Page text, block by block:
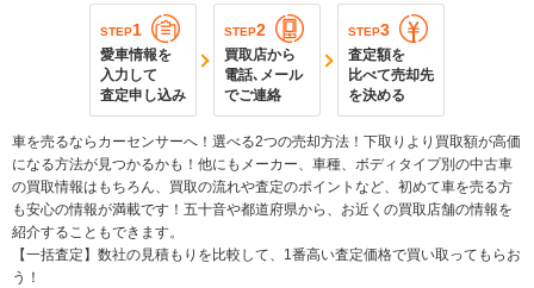
STEP1
愛車情報を
入力して
査定申し込み
STEP2
買取店から
電話､メール
でご連絡
STEP3
査定額を
比べて売却先
を決める
車を売るならカーセンサーへ！選べる2つの売却方法！下取りより買取額が高価
になる方法が見つかるかも！他にもメーカー、車種、ボディタイプ別の中古車
の買取情報はもちろん、買取の流れや査定のポイントなど、初めて車を売る方
も安心の情報が満載です！五十音や都道府県から、お近くの買取店舗の情報を
紹介することもできます。
【一括査定】数社の見積もりを比較して、1番高い査定価格で買い取ってもらお
う！